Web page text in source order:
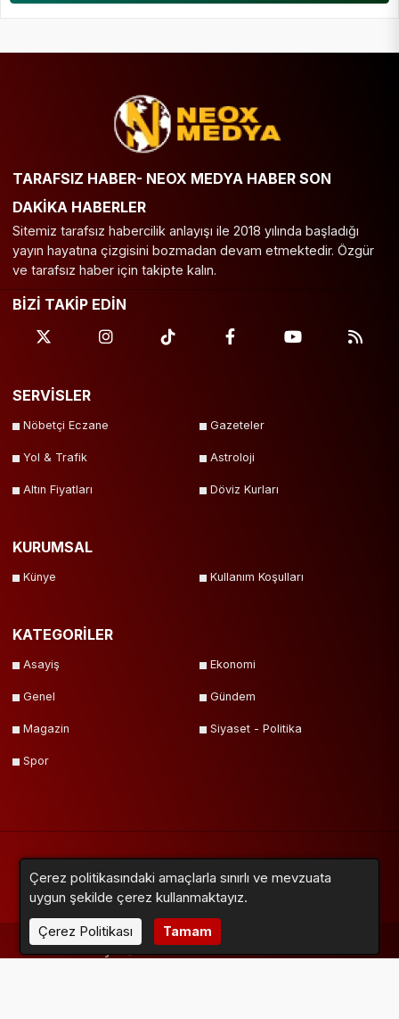
TARAFSIZ HABER- NEOX MEDYA HABER SON
DAKİKA HABERLER
Sitemiz tarafsız habercilik anlayışı ile 2018 yılında başladığı
yayın hayatına çizgisini bozmadan devam etmektedir. Özgür
ve tarafsız haber için takipte kalın.
BİZİ TAKİP EDİN
SERVİSLER
Nöbetçi Eczane Gazeteler
Yol & Trafik Astroloji
Altın Fiyatları Döviz Kurları
KURUMSAL
Künye Kullanım Koşulları
KATEGORİLER
Asayiş Ekonomi
Genel Gündem
Magazin Siyaset - Politika
Spor
YazarlarVideolarGalerilerAnketler
Neox Medya © 2018 - 2024. Tüm Hakları Saklıdır.
Çerez politikasındaki amaçlarla sınırlı ve mevzuata
uygun şekilde çerez kullanmaktayız.
Çerez Politikası
Tamam